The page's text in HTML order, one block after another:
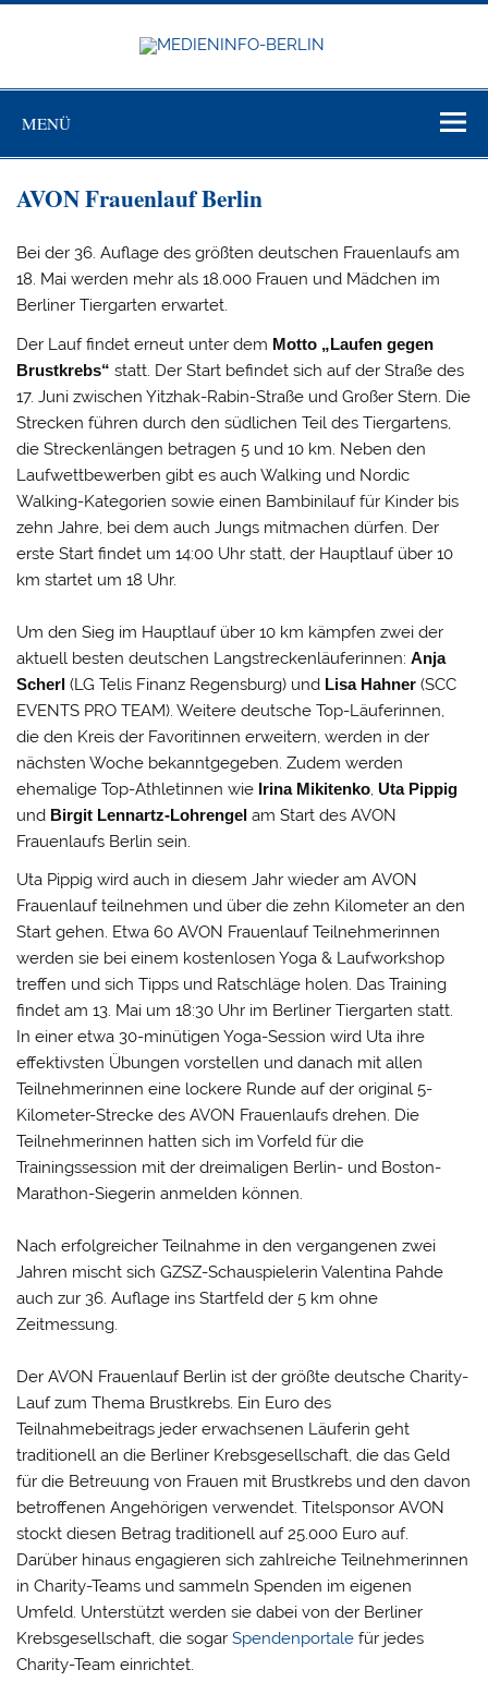
Zum
MENÜ
AVON Frauenlauf Berlin
Bei der 36. Auflage des größten deutschen Frauenlaufs am
18. Mai werden mehr als 18.000 Frauen und Mädchen im
Berliner Tiergarten erwartet.
Der Lauf findet erneut unter dem Motto „Laufen gegen
Brustkrebs“ statt. Der Start befindet sich auf der Straße des
17. Juni zwischen Yitzhak-Rabin-Straße und Großer Stern. Die
Strecken führen durch den südlichen Teil des Tiergartens,
die Streckenlängen betragen 5 und 10 km. Neben den
Laufwettbewerben gibt es auch Walking und Nordic
Walking-Kategorien sowie einen Bambinilauf für Kinder bis
zehn Jahre, bei dem auch Jungs mitmachen dürfen. Der
erste Start findet um 14:00 Uhr statt, der Hauptlauf über 10
km startet um 18 Uhr.
Um den Sieg im Hauptlauf über 10 km kämpfen zwei der
aktuell besten deutschen Langstreckenläuferinnen:Anja
Scherl(LG Telis Finanz Regensburg) und Lisa Hahner (SCC
EVENTS PRO TEAM). Weitere deutsche Top-Läuferinnen,
die den Kreis der Favoritinnen erweitern, werden in der
nächsten Woche bekanntgegeben. Zudem werden
ehemalige Top-Athletinnen wie Irina Mikitenko, Uta Pippig
und Birgit Lennartz-Lohrengel am Start des AVON
Frauenlaufs Berlin sein.
Uta Pippig wird auch in diesem Jahr wieder am AVON
Frauenlauf teilnehmen und über die zehn Kilometer an den
Start gehen. Etwa 60 AVON Frauenlauf Teilnehmerinnen
werden sie bei einem kostenlosen Yoga & Laufworkshop
treffen und sich Tipps und Ratschläge holen. Das Training
findet am 13. Mai um 18:30 Uhr im Berliner Tiergarten statt.
In einer etwa 30-minütigen Yoga-Session wird Uta ihre
effektivsten Übungen vorstellen und danach mit allen
Teilnehmerinnen eine lockere Runde auf der original 5-
Kilometer-Strecke des AVON Frauenlaufs drehen. Die
Teilnehmerinnen hatten sich im Vorfeld für die
Trainingssession mit der dreimaligen Berlin- und Boston-
Marathon-Siegerin anmelden können.
Nach erfolgreicher Teilnahme in den vergangenen zwei
Jahren mischt sich GZSZ-Schauspielerin Valentina Pahde
auch zur 36. Auflage ins Startfeld der 5 km ohne
Zeitmessung.
Der AVON Frauenlauf Berlin ist der größte deutsche Charity-
Lauf zum Thema Brustkrebs. Ein Euro des
Teilnahmebeitrags jeder erwachsenen Läuferin geht
traditionell an die Berliner Krebsgesellschaft, die das Geld
für die Betreuung von Frauen mit Brustkrebs und den davon
betroffenen Angehörigen verwendet. Titelsponsor AVON
stockt diesen Betrag traditionell auf 25.000 Euro auf.
Darüber hinaus engagieren sich zahlreiche Teilnehmerinnen
in Charity-Teams und sammeln Spenden im eigenen
Umfeld. Unterstützt werden sie dabei von der Berliner
Krebsgesellschaft, die sogarSpendenportale für jedes
Charity-Team einrichtet.